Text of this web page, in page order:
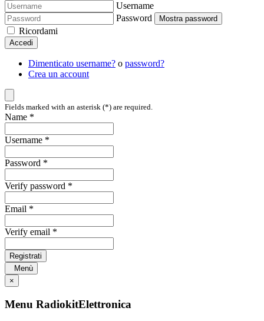
Username
Password
Mostra password
Ricordami
Accedi
Dimenticato username? o password?
Crea un account
Fields marked with an asterisk (*) are required.
Name *
Username *
Password *
Verify password *
Email *
Verify email *
Registrati
Menù
×
Menu RadiokitElettronica